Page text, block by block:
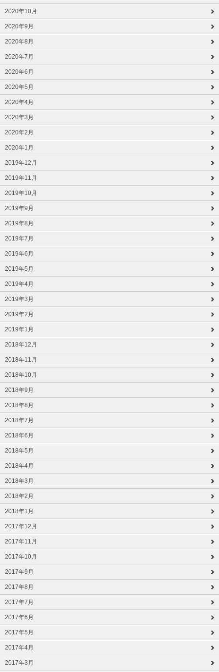
2020年10月
2020年9月
2020年8月
2020年7月
2020年6月
2020年5月
2020年4月
2020年3月
2020年2月
2020年1月
2019年12月
2019年11月
2019年10月
2019年9月
2019年8月
2019年7月
2019年6月
2019年5月
2019年4月
2019年3月
2019年2月
2019年1月
2018年12月
2018年11月
2018年10月
2018年9月
2018年8月
2018年7月
2018年6月
2018年5月
2018年4月
2018年3月
2018年2月
2018年1月
2017年12月
2017年11月
2017年10月
2017年9月
2017年8月
2017年7月
2017年6月
2017年5月
2017年4月
2017年3月